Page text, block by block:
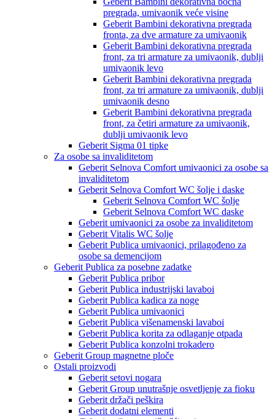
pregrada, umivaonik veće visine
Geberit Bambini dekorativna pregrada
fronta, za dve armature za umivaonik
Geberit Bambini dekorativna pregrada
front, za tri armature za umivaonik, dublji
umivaonik levo
Geberit Bambini dekorativna pregrada
front, za tri armature za umivaonik, dublji
umivaonik desno
Geberit Bambini dekorativna pregrada
front, za četiri armature za umivaonik,
dublji umivaonik levo
Geberit Sigma 01 tipke
Za osobe sa invaliditetom
Geberit Selnova Comfort umivaonici za osobe sa
invaliditetom
Geberit Selnova Comfort WC šolje i daske
Geberit Selnova Comfort WC šolje
Geberit Selnova Comfort WC daske
Geberit umivaonici za osobe za invaliditetom
Geberit Vitalis WC šolje
Geberit Publica umivaonici, prilagođeno za
osobe sa demencijom
Geberit Publica za posebne zadatke
Geberit Publica pribor
Geberit Publica industrijski lavaboi
Geberit Publica kadica za noge
Geberit Publica umivaonici
Geberit Publica višenamenski lavaboi
Geberit Publica korita za odlaganje otpada
Geberit Publica konzolni trokadero
Geberit Group magnetne ploče
Ostali proizvodi
Geberit setovi nogara
Geberit Group unutrašnje osvetljenje za fioku
Geberit držači peškira
Geberit dodatni elementi